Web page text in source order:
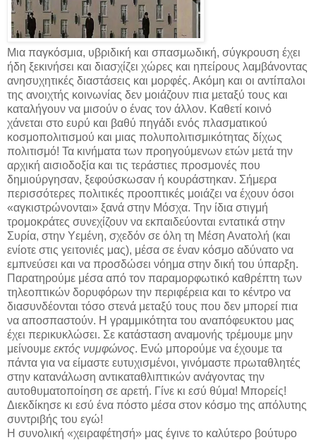
Μια παγκόσμια, υβριδική και σπασμωδική, σύγκρουση έχει
ήδη ξεκινήσει και διασχίζει χώρες και ηπείρους λαμβάνοντας
ανησυχητικές διαστάσεις και μορφές. Ακόμη και οι αντίπαλοι
της ανοιχτής κοινωνίας δεν μοιάζουν πια μεταξύ τους και
καταλήγουν να μισούν ο ένας τον άλλον. Καθετί κοινό
χάνεται στο ευρύ και βαθύ πηγάδι ενός πλασματικού
κοσμοπολιτισμού και μιας πολυπολιτισμικότητας δίχως
πολιτισμό! Τα κινήματα των προηγούμενων ετών μετά την
αρχική αισιοδοξία και τις τεράστιες προσμονές που
δημιούργησαν, ξεφούσκωσαν ή κουράστηκαν. Σήμερα
περισσότερες πολιτικές προοπτικές μοιάζει να έχουν όσοι
«αγκιστρώνονται» ξανά στην Μόσχα. Την ίδια στιγμή
τρομοκράτες συνεχίζουν να εκπαιδεύονται εντατικά στην
Συρία, στην Υεμένη, σχεδόν σε όλη τη Μέση Ανατολή (και
ενίοτε στις γειτονιές μας), μέσα σε έναν κόσμο αδύνατο να
εμπνεύσει και να προσδώσει νόημα στην δική του ύπαρξη.
Παρατηρούμε μέσα από τον παραμορφωτικό καθρέπτη των
τηλεοπτικών δορυφόρων την περιφέρεια και το κέντρο να
διασυνδέονται τόσο στενά μεταξύ τους που δεν μπορεί πια
να αποσπαστούν. Η γραμμικότητα του αναπόφευκτου μας
έχει περικυκλώσει. Σε κατάσταση αναμονής τρέμουμε μην
μείνουμε εκτός νυμφώνος. Ενώ μπορούμε να έχουμε τα
πάντα για να είμαστε ευτυχισμένοι, γινόμαστε πρωταθλητές
στην κατανάλωση αντικαταθλιπτικών ανάγοντας την
αυτοθυματοποίηση σε αρετή. Γίνε κι εσύ θύμα! Μπορείς!
Διεκδίκησε κι εσύ ένα πόστο μέσα στον κόσμο της απόλυτης
συντριβής του εγώ!
Η συνολική «χειραφέτησή» μας έγινε το καλύτερο βούτυρο